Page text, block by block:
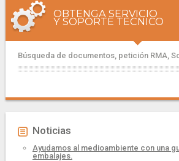
OBTENGA SERVICIO
Y SOPORTE TÉCNICO
Búsqueda de documentos, petición RMA,
Noticias
Ayudamos al medioambiente con una
embalajes.